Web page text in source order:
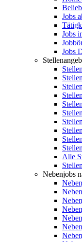
Jobs
Jobs
Jobs
Alle
Nebenjobs